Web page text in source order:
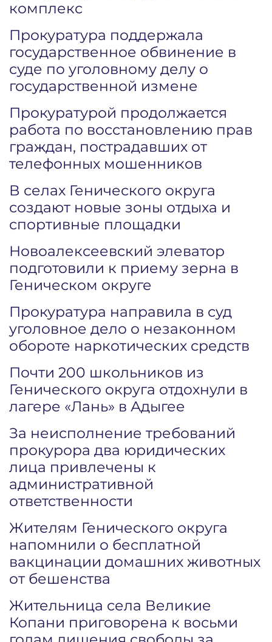
комплекс
Прокуратура поддержала
государственное обвинение в
суде по уголовному делу о
государственной измене
Прокуратурой продолжается
работа по восстановлению прав
граждан, пострадавших от
телефонных мошенников
В селах Генического округа
создают новые зоны отдыха и
спортивные площадки
Новоалексеевский элеватор
подготовили к приему зерна в
Геническом округе
Прокуратура направила в суд
уголовное дело о незаконном
обороте наркотических средств
Почти 200 школьников из
Генического округа отдохнули в
лагере «Лань» в Адыгее
За неисполнение требований
прокурора два юридических
лица привлечены к
административной
ответственности
Жителям Генического округа
напомнили о бесплатной
вакцинации домашних животных
от бешенства
Жительница села Великие
Копани приговорена к восьми